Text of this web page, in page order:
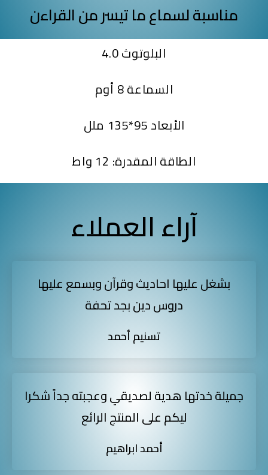
مناسبة لسماع ما تيسر من القراءن
البلوتوث 4.0
السماعة 8 أوم
الأبعاد 95*135 ملل
الطاقة المقدرة: 12 واط
آراء العملاء
بشغل عليها احاديث وقرآن وبسمع عليها
دروس دين بجد تحفة
تسنيم أحمد
جميلة خدتها هدية لصديقي وعجبته جداً شكرا
ليكم على المنتج الرائع
أحمد ابراهيم